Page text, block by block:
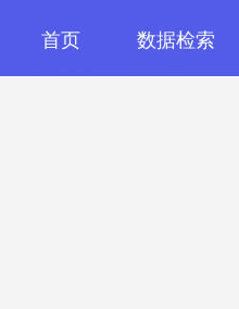
首页 数据检索